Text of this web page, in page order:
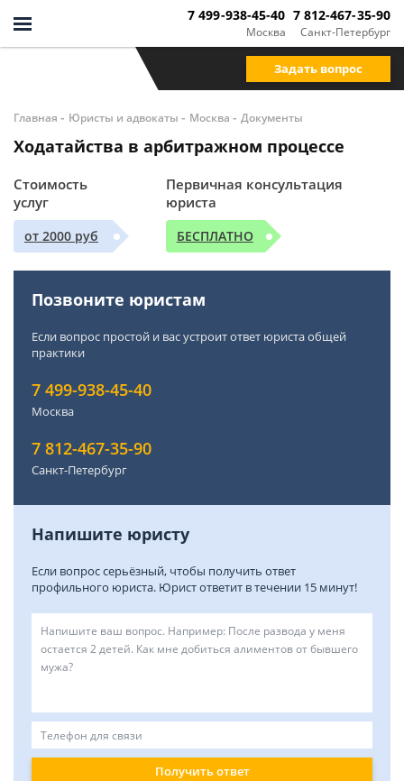
Москва
7 499-938-45-40
Санкт-Петербург
7 812-467-35-90
Задать вопрос
Главная - Юристы и адвокаты - Москва - Документы
Ходатайства в арбитражном процессе
Стоимость
услуг
от 2000 руб
Первичная консультация
юриста
БЕСПЛАТНО
Позвоните юристам
Если вопрос простой и вас устроит ответ юриста общей
практики
7 499-938-45-40
Москва
7 812-467-35-90
Санкт-Петербург
Напишите юристу
Если вопрос серьёзный, чтобы получить ответ
профильного юриста. Юрист ответит в течении 15 минут!
Получить ответ